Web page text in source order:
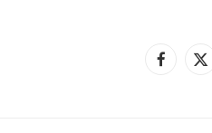
Facebook
X